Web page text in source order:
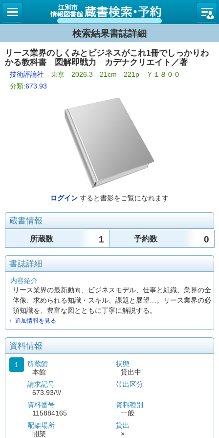
図書館
検索結果書誌詳細
リース業界のしくみとビジネスがこれ1冊でしっかりわ
かる教科書 図解即戦力 カデナクリエイト／著
技術評論社 東京 2026.3 21cm 221p ￥１８００
分類:673.93
ログイン すると書影をご覧になれます
蔵書情報
所蔵数 1 予約数 0
書誌詳細
内容紹介
リース業界の最新動向、ビジネスモデル、仕事と組織、業界の全
体像、求められる知識・スキル、課題と展望…。リース業界の必
須知識を、豊富な図とともに丁寧に解説する。
＋ 追加情報を見る
資料情報
1
所蔵館
本館
請求記号
673.93/ﾘ/
資料番号
115884165
配架場所
開架
状態
貸出中
帯出区分
資料種別
一般
貸出
×